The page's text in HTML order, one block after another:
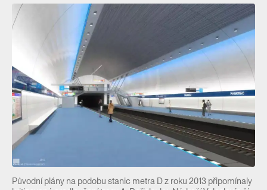
Původní plány na podobu stanic metra D z roku 2013 připomínaly